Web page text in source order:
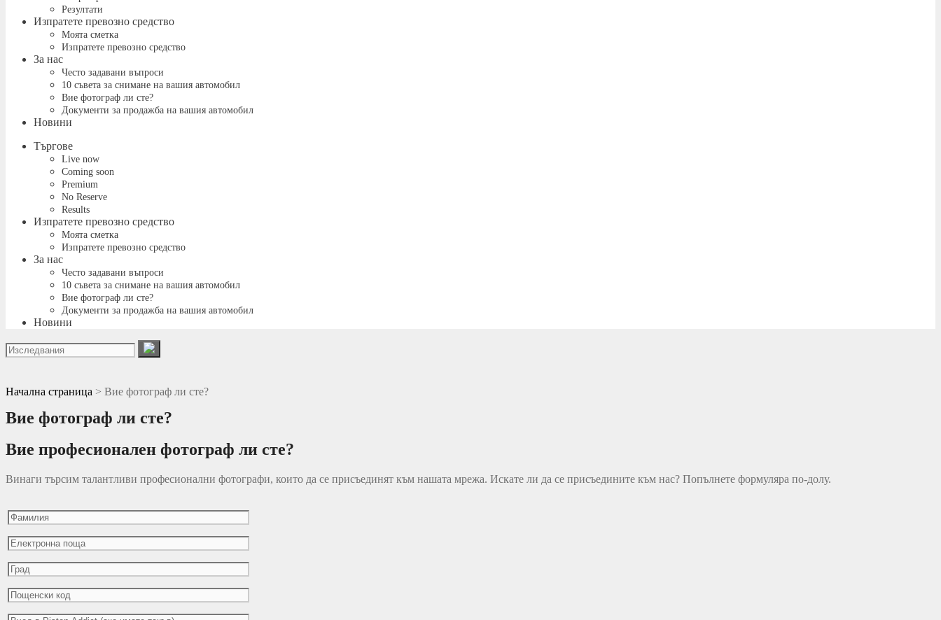
Резултати
Изпратете превозно средство
Моята сметка
Изпратете превозно средство
За нас
Често задавани въпроси
10 съвета за снимане на вашия автомобил
Вие фотограф ли сте?
Документи за продажба на вашия автомобил
Новини
Търгове
Live now
Coming soon
Premium
No Reserve
Results
Изпратете превозно средство
Моята сметка
Изпратете превозно средство
За нас
Често задавани въпроси
10 съвета за снимане на вашия автомобил
Вие фотограф ли сте?
Документи за продажба на вашия автомобил
Новини
Начална страница > Вие фотограф ли сте?
Вие фотограф ли сте?
Вие професионален фотограф ли сте?
Винаги търсим талантливи професионални фотографи, които да се присъединят към нашата мрежа. Искате ли да се присъедините към нас? Попълнете формуляра по-долу.